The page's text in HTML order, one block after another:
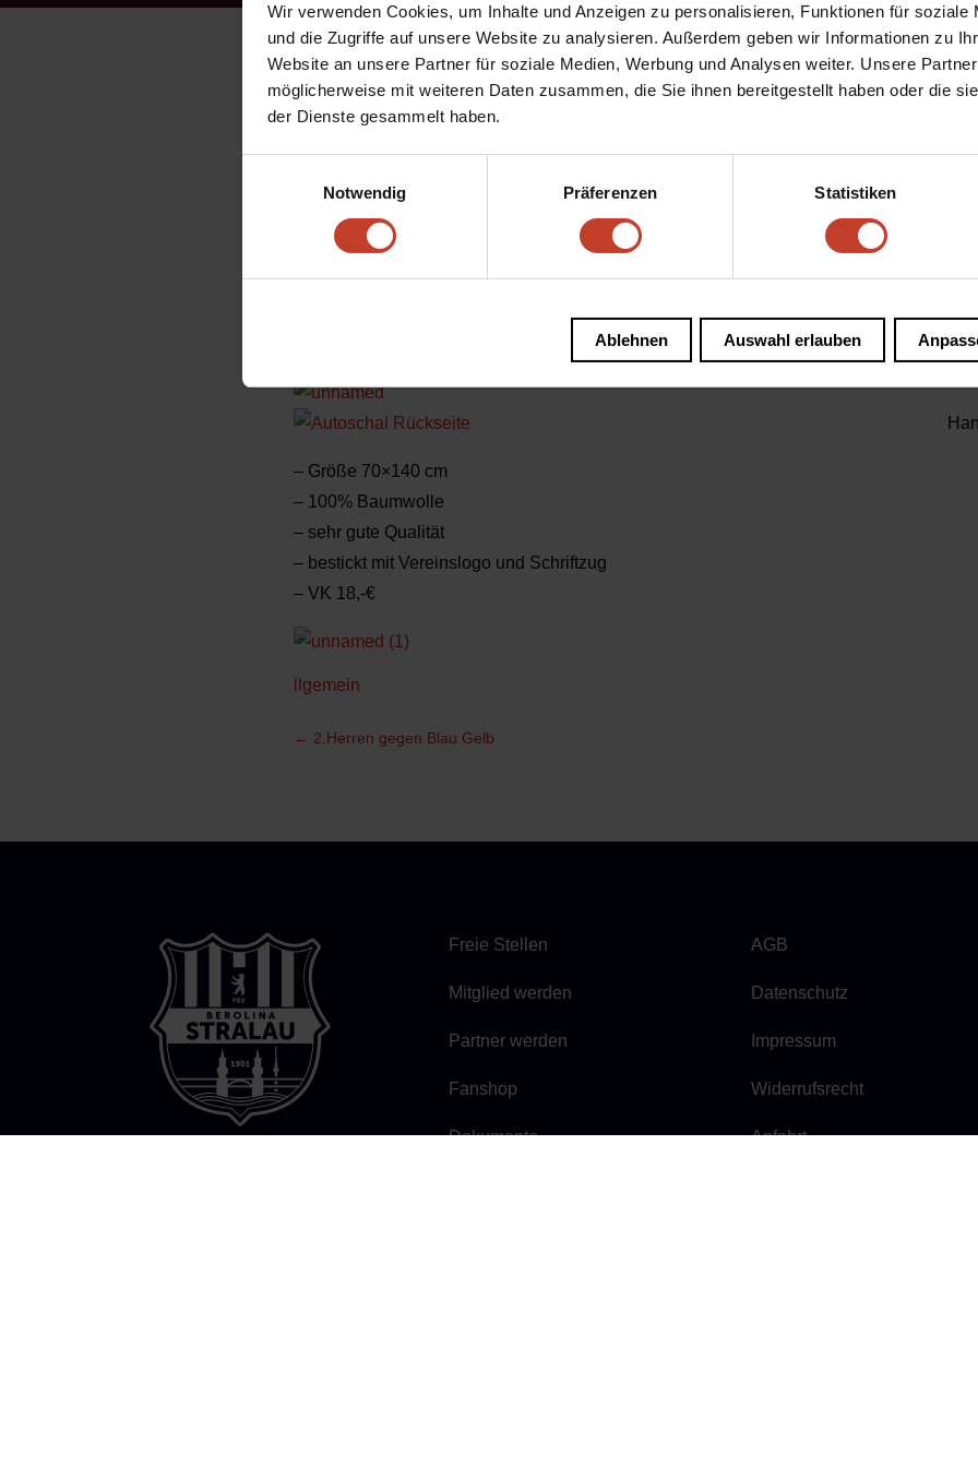
Wir verwenden Cookies, um Inhalte und Anzeigen zu personalisieren, Funktionen für soziale
und die Zugriffe auf unsere Website zu analysieren. Außerdem geben wir Informationen zu
Website an unsere Partner für soziale Medien, Werbung und Analysen weiter. Unsere
möglicherweise mit weiteren Daten zusammen, die Sie ihnen bereitgestellt haben oder die
der Dienste gesammelt haben.
Notwendig
Präferenzen Statistiken
Ablehnen Auswahl erlauben
Ab sofort gibt es 2 neue Artikel im Angebot unseres Fanshops. Zum einen einen
anderen ein Hand/Badetuch. Beide sind am Kiosk erhältlich.
Auto-Fanschal
– Größe 9×45 cm
– mit Fransen und 2 Saugnäpfen zur Anbringung an die Scheibe
– beidseitig bedruckt
– Vorderseite: FSV Berolina Stralau
– Rückseite: Stralau on Tour
– Größe 70×140 cm
– 100% Baumwolle
– sehr gute Qualität
– bestickt mit Vereinslogo und Schriftzug
– VK 18,-€
llgemein
← 2.Herren gegen Blau Gelb
Freie Stellen
Mitglied werden
Partner werden
Fanshop
Dokumente
AGB
Datenschutz
Impressum
Widerrufsrecht
Anfahrt